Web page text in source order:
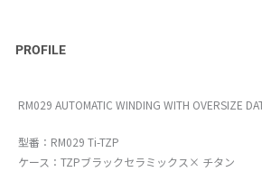
PROFILE
RM029 AUTOMATIC WINDING WITH OVERSIZE
型番：RM029 Ti-TZP
ケース：TZPブラックセラミックス× チタン